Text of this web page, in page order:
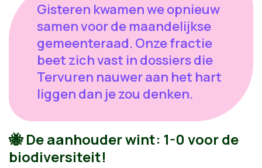
Gisteren kwamen we opnieuw
samen voor de maandelijkse
gemeenteraad. Onze fractie
beet zich vast in dossiers die
Tervuren nauwer aan het hart
liggen dan je zou denken.
🐝 De aanhouder wint: 1-0 voor de
biodiversiteit!